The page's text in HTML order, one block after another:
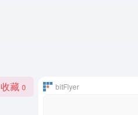
收藏 0 bitFlyer